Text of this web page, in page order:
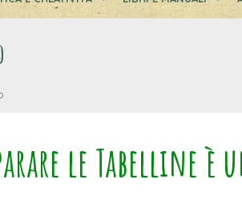
le Tabelline è